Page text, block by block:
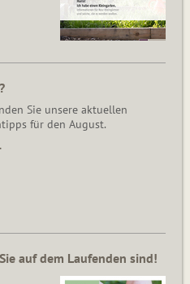
Sie unsere aktuellen
für den August.
auf dem Laufenden sind!